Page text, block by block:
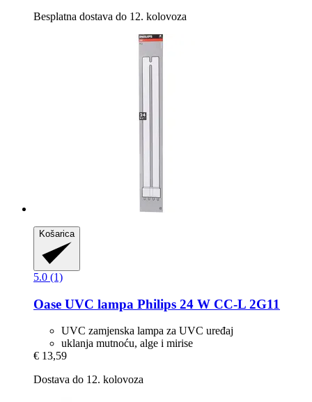
Besplatna dostava do 12. kolovoza
Košarica
5.0 (1)
Oase UVC lampa Philips 24 W CC-​L 2G11
UVC zamjenska lampa za UVC uređaj
uklanja mutnoću, alge i mirise
€ 13,59
Dostava do 12. kolovoza